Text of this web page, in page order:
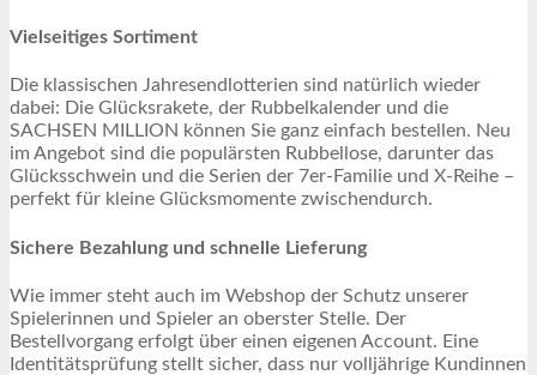
Vielseitiges Sortiment
Die klassischen Jahresendlotterien sind natürlich wieder
dabei: Die Glücksrakete, der Rubbelkalender und die
SACHSEN MILLION können Sie ganz einfach bestellen. Neu
im Angebot sind die populärsten Rubbellose, darunter das
Glücksschwein und die Serien der 7er-Familie und X-Reihe –
perfekt für kleine Glücksmomente zwischendurch.
Sichere Bezahlung und schnelle Lieferung
Wie immer steht auch im Webshop der Schutz unserer
Spielerinnen und Spieler an oberster Stelle. Der
Bestellvorgang erfolgt über einen eigenen Account. Eine
Identitätsprüfung stellt sicher, dass nur volljährige Kundinnen